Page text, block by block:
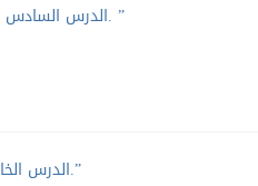
الدرس السادس عشر” تابع: الحال. ”
الدرس الخامس عشر” الحال.”